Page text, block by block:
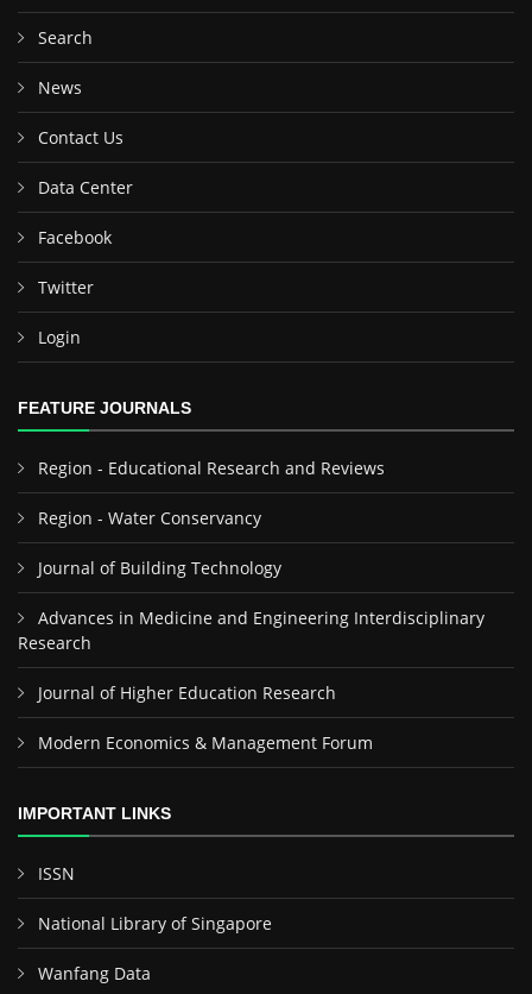
Search
News
Contact Us
Data Center
Facebook
Twitter
Login
FEATURE JOURNALS
Region - Educational Research and Reviews
Region - Water Conservancy
Journal of Building Technology
Advances in Medicine and Engineering Interdisciplinary
Research
Journal of Higher Education Research
Modern Economics & Management Forum
IMPORTANT LINKS
ISSN
National Library of Singapore
Wanfang Data